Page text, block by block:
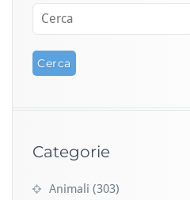
Categorie
Animali (303)